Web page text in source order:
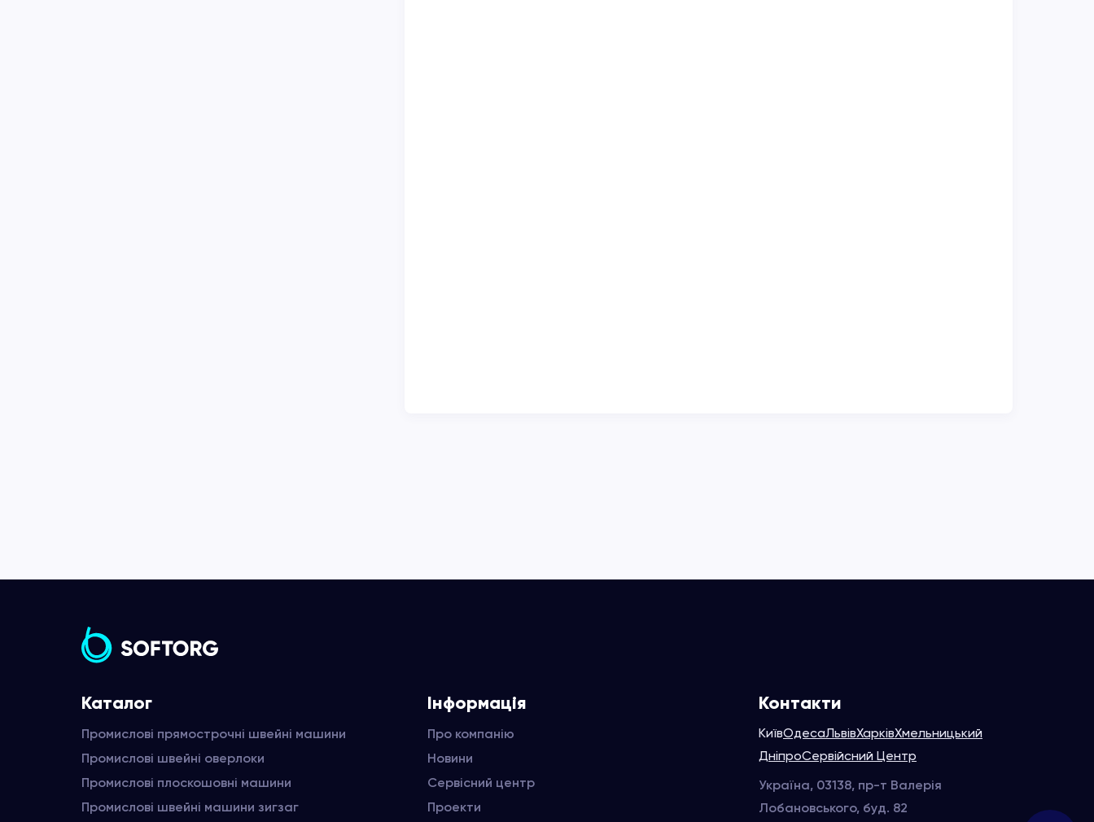
Каталог
Промислові прямострочні швейні машини
Промислові швейні оверлоки
Промислові плоскошовні машини
Промислові швейні машини зигзаг
Інформація
Про компанію
Новини
Сервісний центр
Проекти
Контакти
КиївОдесаЛьвівХарківХмельницький
ДніпроСервійсний Центр
Україна, 03138, пр-т Валерія
Лобановського, буд. 82